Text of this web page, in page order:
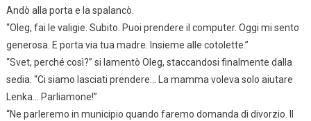
Andò alla porta e la spalancò.
“Oleg, fai le valigie. Subito. Puoi prendere il computer. Oggi mi sento
generosa. E porta via tua madre. Insieme alle cotolette.”
“Svet, perché così?” si lamentò Oleg, staccandosi finalmente dalla
sedia. “Ci siamo lasciati prendere… La mamma voleva solo aiutare
Lenka… Parliamone!”
“Ne parleremo in municipio quando faremo domanda di divorzio. Il